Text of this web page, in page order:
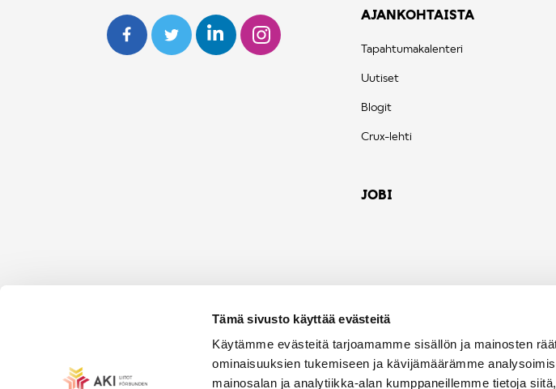
Tämä sivusto käyttää evästeitä
Käytämme evästeitä tarjoamamme sisällön ja mainosten
ominaisuuksien tukemiseen ja kävijämäärämme
mainosalan ja analytiikka-alan kumppaneillemme tietoja
AJANKOHTAISTA
Tapahtumakalenteri
Uutiset
Blogit
Crux-lehti
JOBI